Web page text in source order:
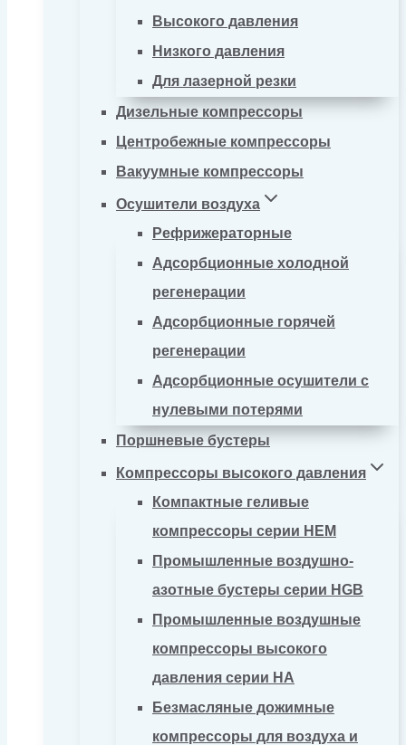
Высокого давления
Низкого давления
Для лазерной резки
Дизельные компрессоры
Центробежные компрессоры
Вакуумные компрессоры
Осушители воздуха
Рефрижераторные
Адсорбционные холодной
регенерации
Адсорбционные горячей
регенерации
Адсорбционные осушители с
нулевыми потерями
Поршневые бустеры
Компрессоры высокого давления
Компактные геливые
компрессоры серии HEM
Промышленные воздушно-
азотные бустеры серии HGB
Промышленные воздушные
компрессоры высокого
давления серии HA
Безмасляные дожимные
компрессоры для воздуха и